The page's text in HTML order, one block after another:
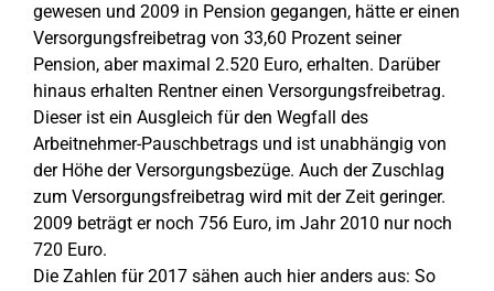
gewesen und 2009 in Pension gegangen, hätte er einen
Versorgungsfreibetrag von 33,60 Prozent seiner
Pension, aber maximal 2.520 Euro, erhalten. Darüber
hinaus erhalten Rentner einen Versorgungsfreibetrag.
Dieser ist ein Ausgleich für den Wegfall des
Arbeitnehmer-Pauschbetrags und ist unabhängig von
der Höhe der Versorgungsbezüge. Auch der Zuschlag
zum Versorgungsfreibetrag wird mit der Zeit geringer.
2009 beträgt er noch 756 Euro, im Jahr 2010 nur noch
720 Euro.
Die Zahlen für 2017 sähen auch hier anders aus: So